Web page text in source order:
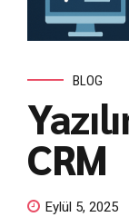
BLOG
CRM
Eylül 5, 2025